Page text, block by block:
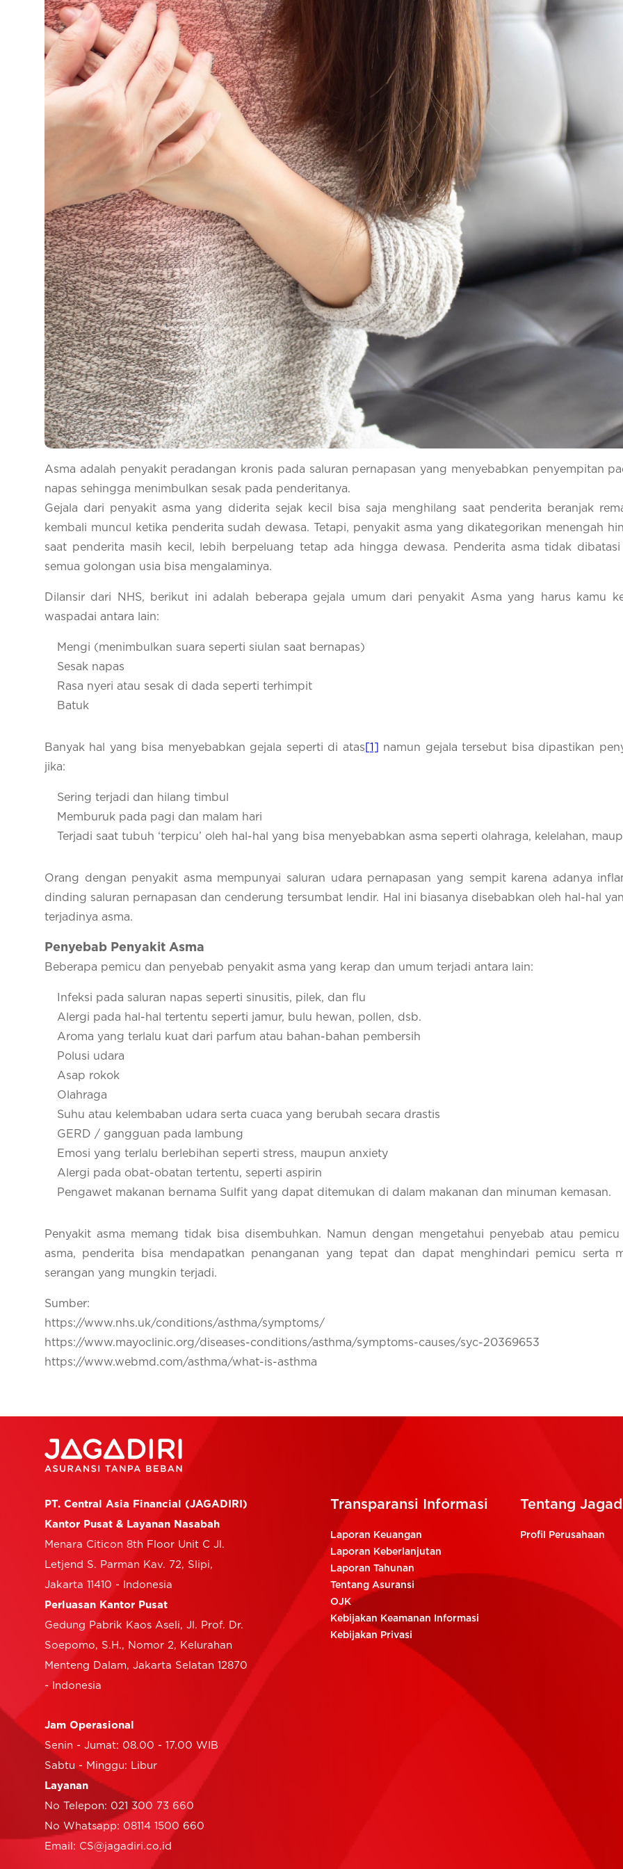
Selfcare
Asma adalah penyakit peradangan kronis pada saluran pernapasan yang menyebabkan penyempitan
napas sehingga menimbulkan sesak pada penderitanya.
Gejala dari penyakit asma yang diderita sejak kecil bisa saja menghilang saat penderita beranjak
kembali muncul ketika penderita sudah dewasa. Tetapi, penyakit asma yang dikategorikan menengah
saat penderita masih kecil, lebih berpeluang tetap ada hingga dewasa. Penderita asma tidak dibatasi
semua golongan usia bisa mengalaminya.
Dilansir dari NHS, berikut ini adalah beberapa gejala umum dari penyakit Asma yang harus kamu
waspadai antara lain:
Mengi (menimbulkan suara seperti siulan saat bernapas)
Sesak napas
Rasa nyeri atau sesak di dada seperti terhimpit
Batuk
Banyak hal yang bisa menyebabkan gejala seperti di atas [1]
namun gejala tersebut bisa dipastikan
jika:
Sering terjadi dan hilang timbul
Memburuk pada pagi dan malam hari
Terjadi saat tubuh ‘terpicu’ oleh hal-hal yang bisa menyebabkan asma seperti olahraga, kelelahan,
Orang dengan penyakit asma mempunyai saluran udara pernapasan yang sempit karena adanya
dinding saluran pernapasan dan cenderung tersumbat lendir. Hal ini biasanya disebabkan oleh hal-hal
terjadinya asma.
Penyebab Penyakit Asma
Beberapa pemicu dan penyebab penyakit asma yang kerap dan umum terjadi antara lain:
Infeksi pada saluran napas seperti sinusitis, pilek, dan flu
Alergi pada hal-hal tertentu seperti jamur, bulu hewan, pollen, dsb.
Aroma yang terlalu kuat dari parfum atau bahan-bahan pembersih
Polusi udara
Asap rokok
Olahraga
Suhu atau kelembaban udara serta cuaca yang berubah secara drastis
GERD / gangguan pada lambung
Emosi yang terlalu berlebihan seperti stress, maupun anxiety
Alergi pada obat-obatan tertentu, seperti aspirin
Pengawet makanan bernama Sulfit yang dapat ditemukan di dalam makanan dan minuman kemasan.
Penyakit asma memang tidak bisa disembuhkan. Namun dengan mengetahui penyebab atau pemicu
asma, penderita bisa mendapatkan penanganan yang tepat dan dapat menghindari pemicu serta
serangan yang mungkin terjadi.
Sumber:
https://www.nhs.uk/conditions/asthma/symptoms/
https://www.mayoclinic.org/diseases-conditions/asthma/symptoms-causes/syc-20369653
https://www.webmd.com/asthma/what-is-asthma
PT. Central Asia Financial (JAGADIRI)
Kantor Pusat & Layanan Nasabah
Menara Citicon 8th Floor Unit C Jl.
Letjend S. Parman Kav. 72, Slipi,
Jakarta 11410 - Indonesia
Perluasan Kantor Pusat
Gedung Pabrik Kaos Aseli, Jl. Prof. Dr.
Soepomo, S.H., Nomor 2, Kelurahan
Menteng Dalam, Jakarta Selatan 12870
- Indonesia
Jam Operasional
Senin - Jumat: 08.00 - 17.00 WIB
Sabtu - Minggu: Libur
Layanan
No Telepon: 021 300 73 660
No Whatsapp: 08114 1500 660
Email: CS@jagadiri.co.id
Transparansi Informasi
Laporan Keuangan
Laporan Keberlanjutan
Laporan Tahunan
Tentang Asuransi
OJK
Kebijakan Keamanan Informasi
Kebijakan Privasi
Tentang
Profil Perusahaan